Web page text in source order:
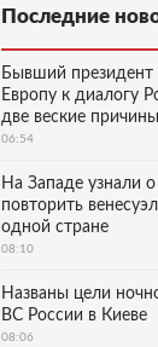
Последние
Бывший
Европу к диалогу
две веские
06:54
На Западе узнали
повторить
одной стране
08:10
Названы цели
ВС России в Киеве
08:06